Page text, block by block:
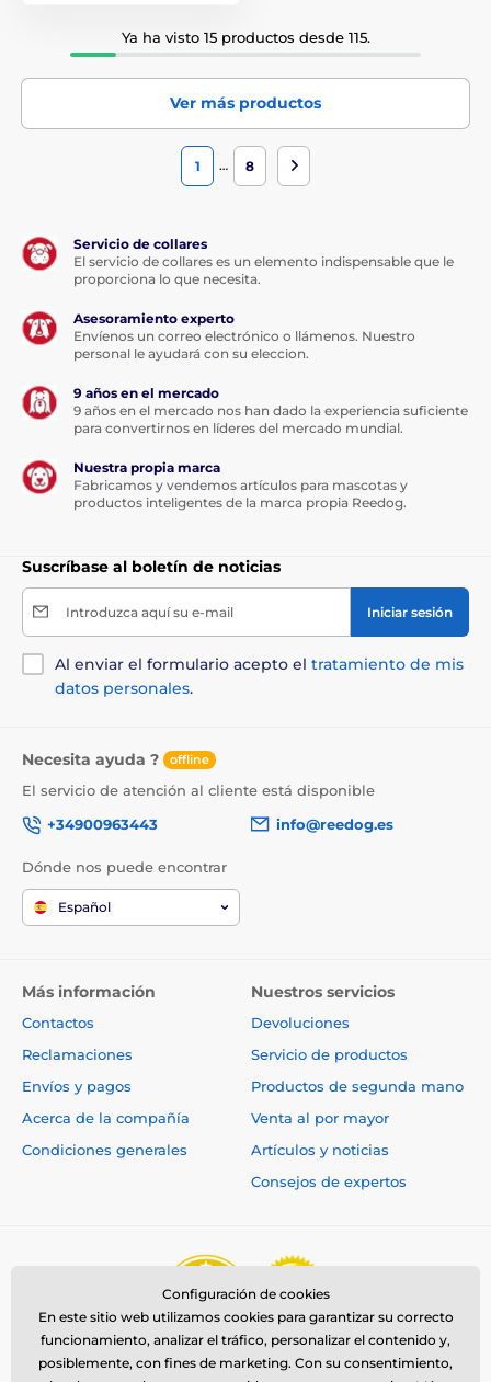
Ya ha visto 15 productos desde 115.
Ver más productos
1 … 8
Servicio de collares
El servicio de collares es un elemento indispensable que le
proporciona lo que necesita.
Asesoramiento experto
Envíenos un correo electrónico o llámenos. Nuestro
personal le ayudará con su eleccion.
9 años en el mercado
9 años en el mercado nos han dado la experiencia suficiente
para convertirnos en líderes del mercado mundial.
Nuestra propia marca
Fabricamos y vendemos artículos para mascotas y
productos inteligentes de la marca propia Reedog.
Suscríbase al boletín de noticias
Introduzca aquí su e-mail Iniciar sesión
Al enviar el formulario acepto el tratamiento de mis
datos personales.
Necesita ayuda ? offline
El servicio de atención al cliente está disponible
+34900963443
info@reedog.es
Dónde nos puede encontrar
Español
Más información
Contactos
Reclamaciones
Envíos y pagos
Acerca de la compañía
Condiciones generales
Nuestros servicios
Devoluciones
Servicio de productos
Productos de segunda mano
Venta al por mayor
Artículos y noticias
Consejos de expertos
Configuración de cookies
En este sitio web utilizamos cookies para garantizar su correcto
funcionamiento, analizar el tráfico, personalizar el contenido y,
posiblemente, con fines de marketing. Con su consentimiento,